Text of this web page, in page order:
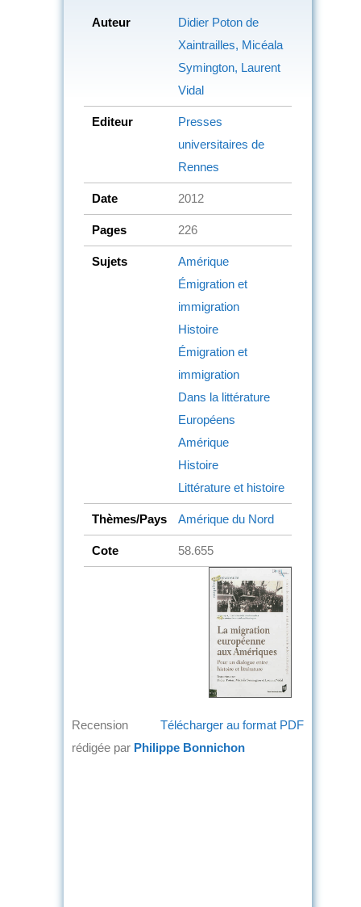
Auteur
Didier Poton de
Xaintrailles, Micéala
Symington, Laurent
Vidal
Editeur
Presses
universitaires de
Rennes
Date 2012
Pages 226
Sujets
Amérique
Émigration et
immigration
Histoire
Émigration et
immigration
Dans la littérature
Européens
Amérique
Histoire
Littérature et histoire
Thèmes/Pays Amérique du Nord
Cote 58.655
Télécharger au format PDF
Recension
rédigée par Philippe Bonnichon